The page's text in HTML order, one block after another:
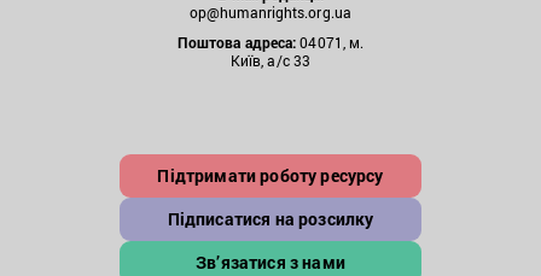
op@humanrights.org.ua
Поштова адреса:04071, м.
Київ, а/с 33
Підтримати роботу ресурсу
Підписатися на розсилку
Зв’язатися з нами